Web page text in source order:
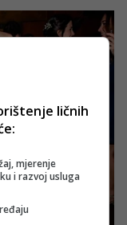
ličnih
mjerenje
i razvoj usluga